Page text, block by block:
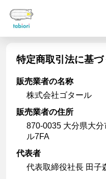
特定商取引法に基づ
販売業者の名称
株式会社ゴタール
販売業者の住所
870-0035 大分県大
ル7FA
代表者
代表取締役社長 田子